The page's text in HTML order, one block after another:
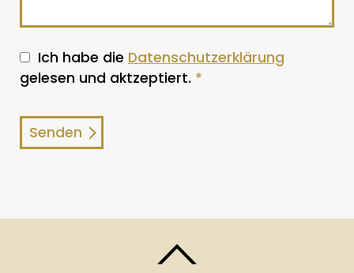
Ich habe die Datenschutzerklärung
gelesen und aktzeptiert. *